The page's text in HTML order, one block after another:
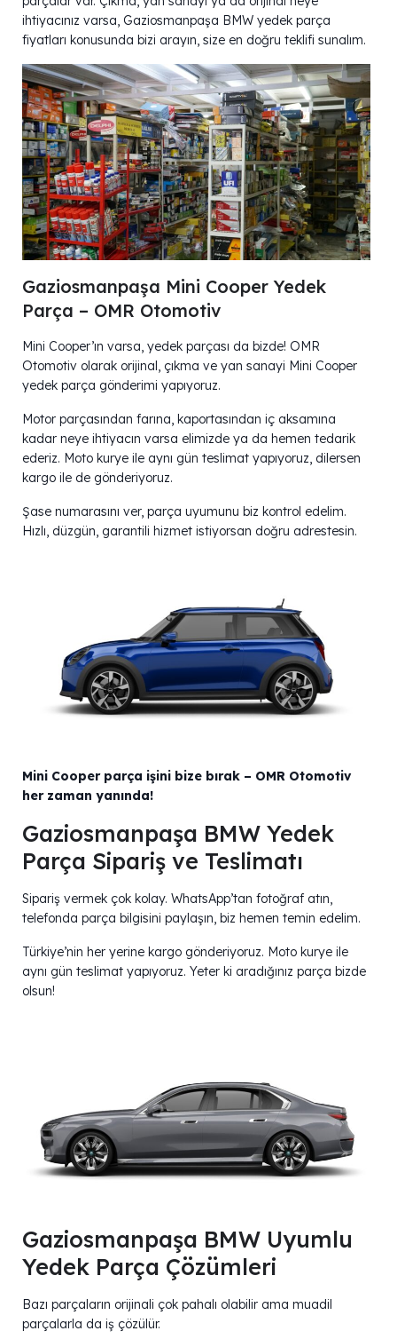
ihtiyacınız varsa, Gaziosmanpaşa BMW yedek parça
fiyatları konusunda bizi arayın, size en doğru teklifi sunalım.
Gaziosmanpaşa Mini Cooper Yedek
Parça – OMR Otomotiv
Mini Cooper’ın varsa, yedek parçası da bizde! OMR
Otomotiv olarak orijinal, çıkma ve yan sanayi Mini Cooper
yedek parça gönderimi yapıyoruz.
Motor parçasından farına, kaportasından iç aksamına
kadar neye ihtiyacın varsa elimizde ya da hemen tedarik
ederiz. Moto kurye ile aynı gün teslimat yapıyoruz, dilersen
kargo ile de gönderiyoruz.
Şase numarasını ver, parça uyumunu biz kontrol edelim.
Hızlı, düzgün, garantili hizmet istiyorsan doğru adrestesin.
Mini Cooper parça işini bize bırak – OMR Otomotiv
her zaman yanında!
Gaziosmanpaşa BMW Yedek
Parça Sipariş ve Teslimatı
Sipariş vermek çok kolay. WhatsApp’tan fotoğraf atın,
telefonda parça bilgisini paylaşın, biz hemen temin edelim.
Türkiye’nin her yerine kargo gönderiyoruz. Moto kurye ile
aynı gün teslimat yapıyoruz. Yeter ki aradığınız parça bizde
olsun!
Gaziosmanpaşa BMW Uyumlu
Yedek Parça Çözümleri
Bazı parçaların orijinali çok pahalı olabilir ama muadil
parçalarla da iş çözülür.